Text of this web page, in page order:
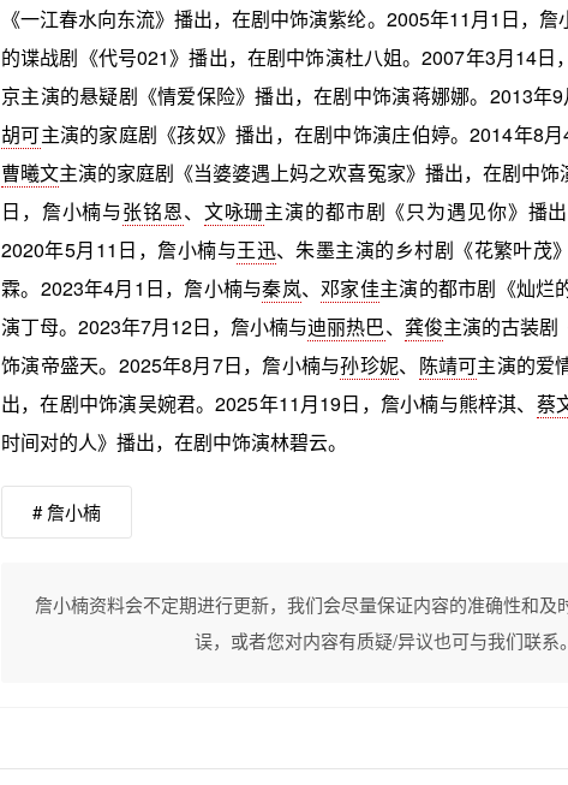
《一江春水向东流》播出，在剧中饰演紫纶。2005年11月1日，詹
的谍战剧《代号021》播出，在剧中饰演杜八姐。2007年3月14日
京主演的悬疑剧《情爱保险》播出，在剧中饰演蒋娜娜。2013年
胡可主演的家庭剧《孩奴》播出，在剧中饰演庄伯婷。2014年8
曹曦文主演的家庭剧《当婆婆遇上妈之欢喜冤家》播出，在剧中
日，詹小楠与张铭恩、 文咏珊主演的都市剧《只为遇见你》播
2020年5月11日，詹小楠与王迅、朱墨主演的乡村剧《花繁叶茂
霖。2023年4月1日，詹小楠与秦岚、邓家佳主演的都市剧《灿烂
演丁母。2023年7月12日，詹小楠与迪丽热巴、 龚俊主演的古装剧
饰演帝盛天。2025年8月7日，詹小楠与孙珍妮、 陈靖可主演的爱
出，在剧中饰演吴婉君。2025年11月19日，詹小楠与熊梓淇、 蔡
时间对的人》播出，在剧中饰演林碧云。
# 詹小楠
詹小楠资料会不定期进行更新，我们会尽量保证内容的准确性和及
误，或者您对内容有质疑/异议也可与我们联系。